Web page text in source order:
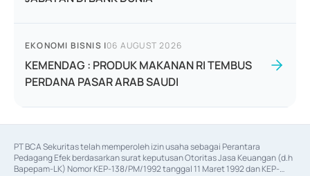
EKONOMI BISNIS |06 AUGUST 2026
KEMENDAG : PRODUK MAKANAN RI TEMBUS
PERDANA PASAR ARAB SAUDI
PT BCA Sekuritas telah memperoleh izin usaha sebagai Perantara
Pedagang Efek berdasarkan surat keputusan Otoritas Jasa Keuangan (d.h
Bapepam-LK) Nomor KEP-138/PM/1992 tanggal 11 Maret 1992 dan KEP-